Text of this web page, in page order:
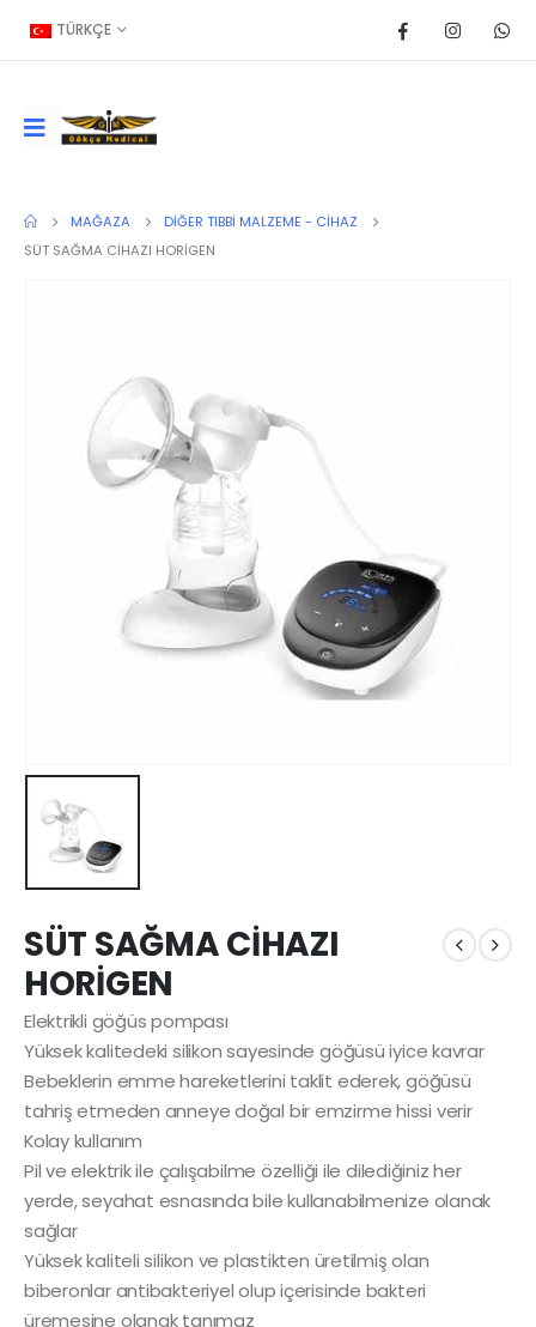
TÜRKÇE
MAĞAZA
DIĞER TIBBI MALZEME - CIHAZ
SÜT SAĞMA CİHAZI HORİGEN
SÜT SAĞMA CİHAZI
HORİGEN
Elektrikli göğüs pompası
Yüksek kalitedeki silikon sayesinde göğüsü iyice kavrar
Bebeklerin emme hareketlerini taklit ederek, göğüsü
tahriş etmeden anneye doğal bir emzirme hissi verir
Kolay kullanım
Pil ve elektrik ile çalışabilme özelliği ile dilediğiniz her
yerde, seyahat esnasında bile kullanabilmenize olanak
sağlar
Yüksek kaliteli silikon ve plastikten üretilmiş olan
biberonlar antibakteriyel olup içerisinde bakteri
üremesine olanak tanımaz